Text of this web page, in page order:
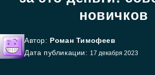
новичков
Автор: Роман Тимофеев
Дата публикации: 17 декабря 2023